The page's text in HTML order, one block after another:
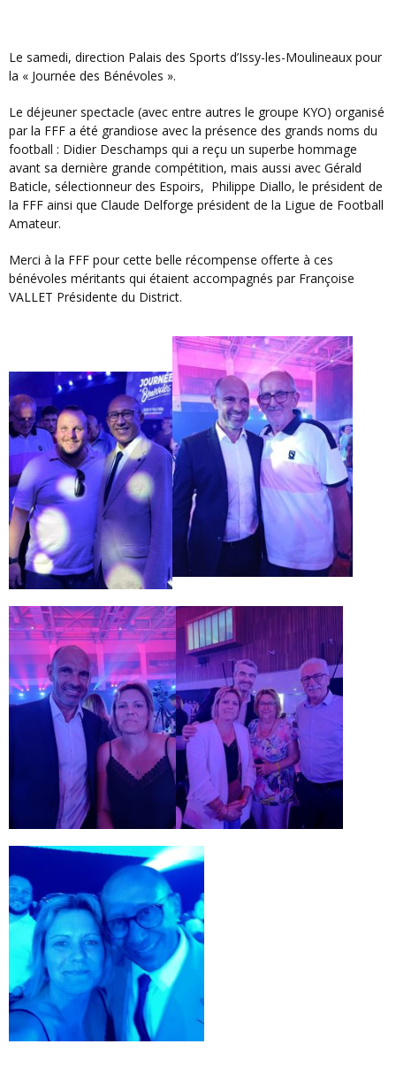
Le samedi, direction Palais des Sports d’Issy-les-Moulineaux pour
la « Journée des Bénévoles ».
Le déjeuner spectacle (avec entre autres le groupe KYO) organisé
par la FFF a été grandiose avec la présence des grands noms du
football : Didier Deschamps qui a reçu un superbe hommage
avant sa dernière grande compétition, mais aussi avec Gérald
Baticle, sélectionneur des Espoirs, Philippe Diallo, le président de
la FFF ainsi que Claude Delforge président de la Ligue de Football
Amateur.
Merci à la FFF pour cette belle récompense offerte à ces
bénévoles méritants qui étaient accompagnés par Françoise
VALLET Présidente du District.